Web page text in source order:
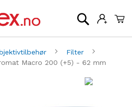
Søk
Filter
Macro 200 (+5) - 62 mm